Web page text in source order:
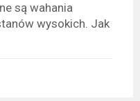
są wahania
wysokich. Jak